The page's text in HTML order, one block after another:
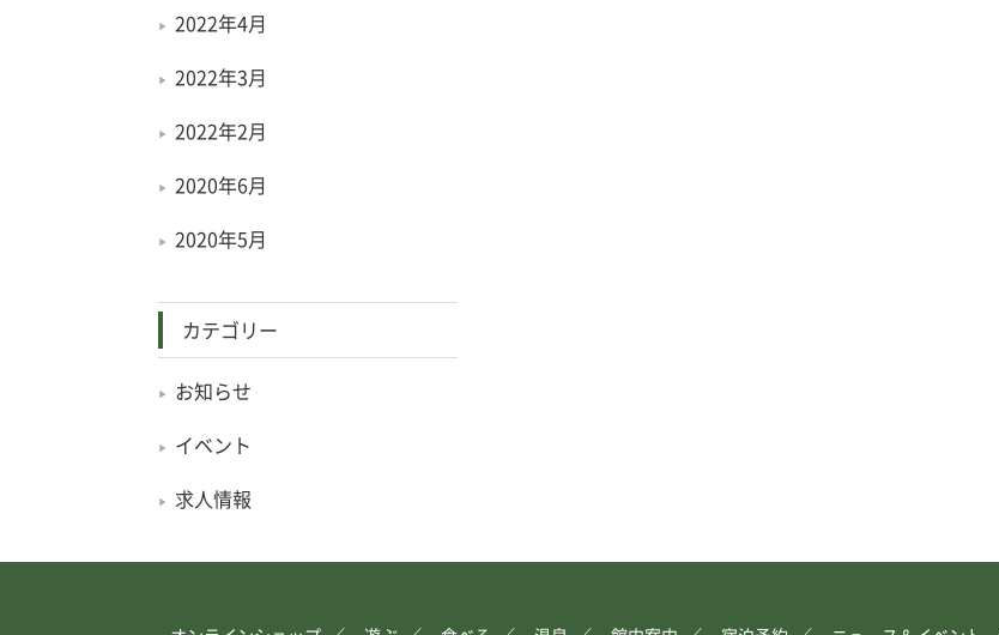
2022年4月
2022年3月
2022年2月
2020年6月
2020年5月
カテゴリー
お知らせ
イベント
求人情報